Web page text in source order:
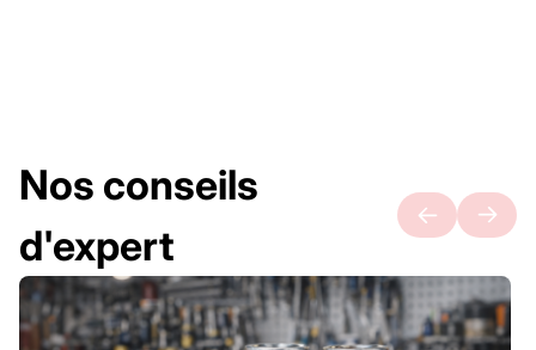
Nos conseils
d'expert